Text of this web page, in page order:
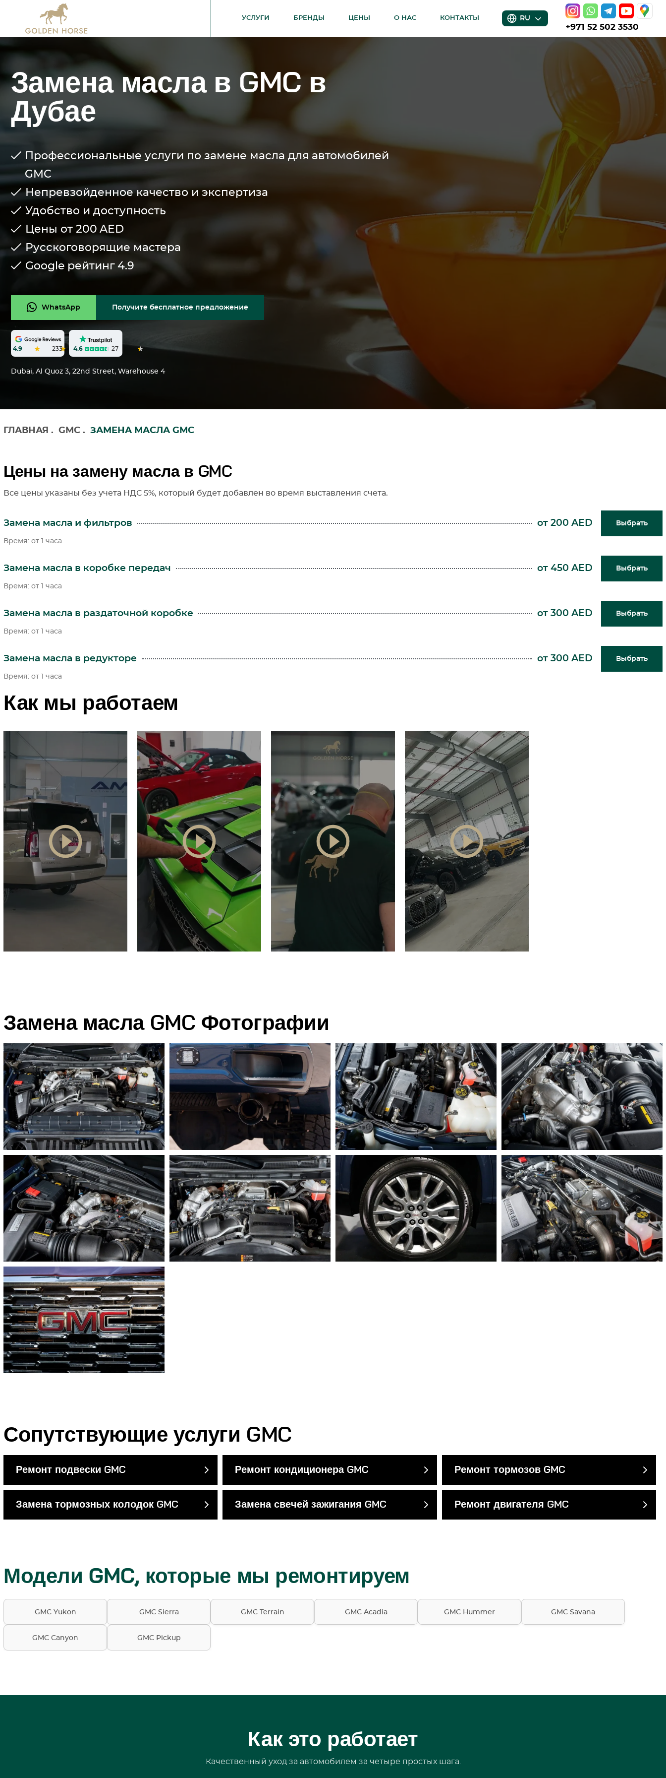
УСЛУГИ БРЕНДЫ ЦЕНЫ О НАС КОНТАКТЫ RU
+971 52 502 3530
Замена масла в GMC в
Дубае
Профессиональные услуги по замене масла для автомобилей
GMC
Непревзойденное качество и экспертиза
Удобство и доступность
Цены от 200 AED
Русскоговорящие мастера
Google рейтинг 4.9
WhatsApp Получите бесплатное предложение
4.9 233 4.6 27
Dubai, Al Quoz 3, 22nd Street, Warehouse 4
ГЛАВНАЯ . GMC . ЗАМЕНА МАСЛА GMC
Цены на замену масла в GMC
Все цены указаны без учета НДС 5%, который будет добавлен во время выставления счета.
Замена масла и фильтров от 200 AED Выбрать
Время: от 1 часа
Замена масла в коробке передач от 450 AED Выбрать
Время: от 1 часа
Замена масла в раздаточной коробке от 300 AED Выбрать
Время: от 1 часа
Замена масла в редукторе от 300 AED Выбрать
Время: от 1 часа
Как мы работаем
Замена масла GMC Фотографии
Сопутствующие услуги GMC
Ремонт подвески GMC Ремонт кондиционера GMC Ремонт тормозов GMC
Замена тормозных колодок GMC Замена свечей зажигания GMC Ремонт двигателя GMC
Модели GMC, которые мы ремонтируем
GMC Yukon GMC Sierra GMC Terrain GMC Acadia GMC Hummer GMC Savana
GMC Canyon GMC Pickup
Как это работает
Качественный уход за автомобилем за четыре простых шага.